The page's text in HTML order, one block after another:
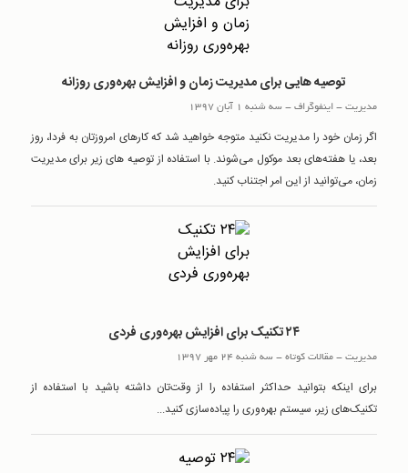
توصیه هایی برای مدیریت زمان و افزایش بهره‌وری روزانه
مدیریت-اینفوگراف- سه شنبه 1 آبان 1397
اگر زمان خود را مدیریت نکنید متوجه خواهید شد که کارهای امروزتان به فردا، روز
بعد، یا هفته‌های بعد موکول می‌شوند. با استفاده از توصیه‌ های زیر برای مدیریت
زمان، می‌توانید از این امر اجتناب کنید.
۲۴ تکنیک برای افزایش بهره‌وری فردی
مدیریت-مقالات کوتاه- سه شنبه 24 مهر 1397
برای اینکه بتوانید حداکثر استفاده را از وقت‌تان داشته باشید با استفاده از
تکنیک‌های زیر، سیستم بهره‌وری را پیاده‌سازی کنید...